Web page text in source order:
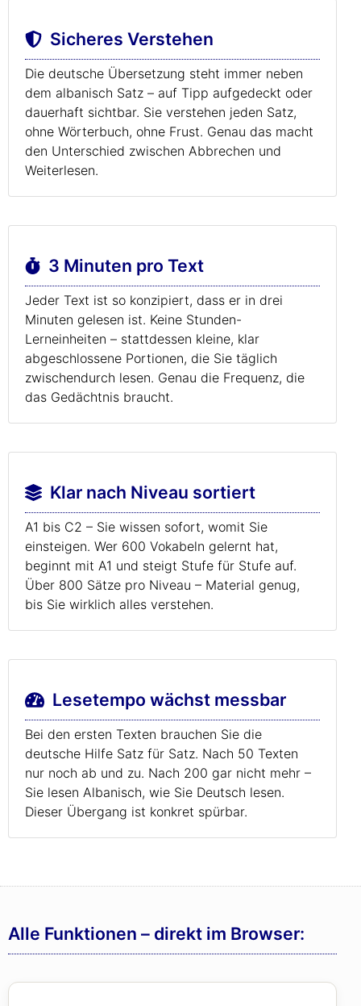
Sicheres Verstehen
Die deutsche Übersetzung steht immer neben
dem albanisch Satz – auf Tipp aufgedeckt oder
dauerhaft sichtbar. Sie verstehen jeden Satz,
ohne Wörterbuch, ohne Frust. Genau das macht
den Unterschied zwischen Abbrechen und
Weiterlesen.
3 Minuten pro Text
Jeder Text ist so konzipiert, dass er in drei
Minuten gelesen ist. Keine Stunden-
Lerneinheiten – stattdessen kleine, klar
abgeschlossene Portionen, die Sie täglich
zwischendurch lesen. Genau die Frequenz, die
das Gedächtnis braucht.
Klar nach Niveau sortiert
A1 bis C2 – Sie wissen sofort, womit Sie
einsteigen. Wer 600 Vokabeln gelernt hat,
beginnt mit A1 und steigt Stufe für Stufe auf.
Über 800 Sätze pro Niveau – Material genug,
bis Sie wirklich alles verstehen.
Lesetempo wächst messbar
Bei den ersten Texten brauchen Sie die
deutsche Hilfe Satz für Satz. Nach 50 Texten
nur noch ab und zu. Nach 200 gar nicht mehr –
Sie lesen Albanisch, wie Sie Deutsch lesen.
Dieser Übergang ist konkret spürbar.
Alle Funktionen – direkt im Browser: